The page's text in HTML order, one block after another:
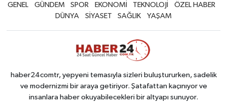
GENEL GÜNDEM SPOR EKONOMİ TEKNOLOJİ
ÖZEL HABER
DÜNYA
SİYASET SAĞLIK YAŞAM
haber24comtr, yepyeni temasıyla sizleri buluştururken, sadelik
ve modernizmi bir araya getiriyor. Şatafattan kaçınıyor ve
insanlara haber okuyabilecekleri bir altyapı sunuyor.